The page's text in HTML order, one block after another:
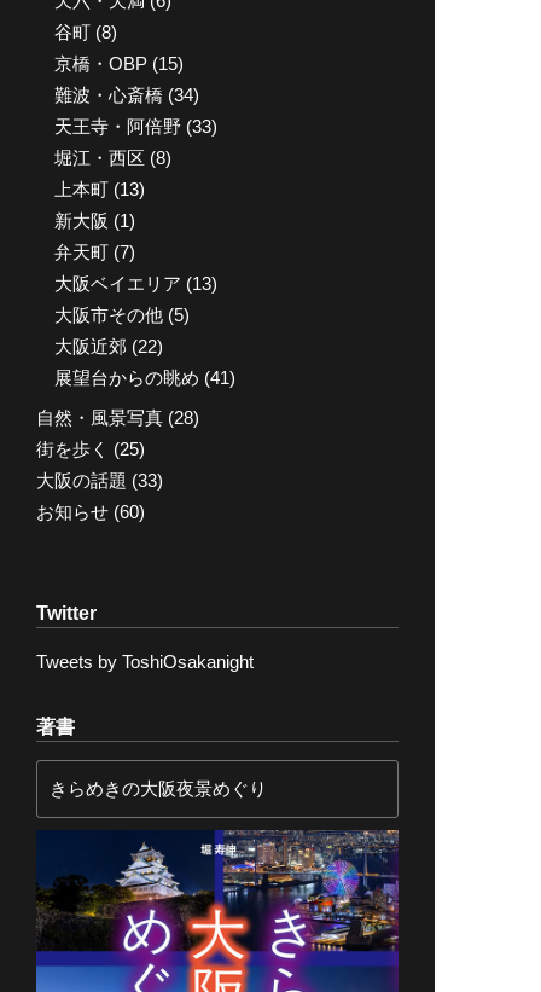
谷町 (8)
京橋・OBP (15)
難波・心斎橋 (34)
天王寺・阿倍野 (33)
堀江・西区 (8)
上本町 (13)
新大阪 (1)
弁天町 (7)
大阪ベイエリア (13)
大阪市その他 (5)
大阪近郊 (22)
展望台からの眺め (41)
自然・風景写真 (28)
街を歩く (25)
大阪の話題 (33)
お知らせ (60)
Twitter
Tweets by ToshiOsakanight
著書
きらめきの大阪夜景めぐり